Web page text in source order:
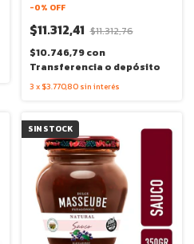
-0% OFF
$11.312,41 $11.312,76
$10.746,79con
Transferencia o depósito
3 x $3.770,80 sin interés
SIN STOCK